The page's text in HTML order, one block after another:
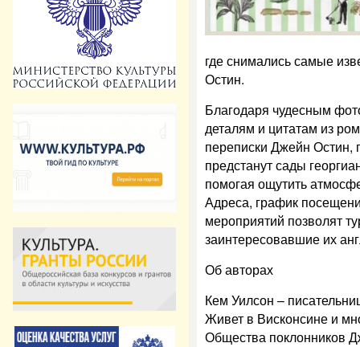
где снимались самые
Остин.
Благодаря чудесным
деталям и цитатам из
переписки Джейн Остин,
предстанут сады
помогая ощутить
Адреса, график
мероприятий позволят
заинтересовавшие их
Об авторах
Кем Уилсон –
Живет в Висконсине и
Общества поклонников